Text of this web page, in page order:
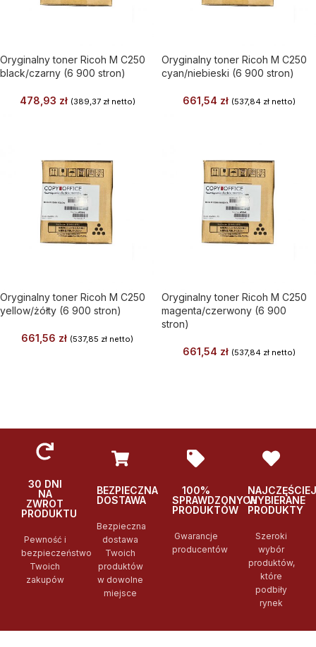
Oryginalny toner Ricoh M C250
black/czarny (6 900 stron)
478,93 zł (389,37 złnetto)
Oryginalny toner Ricoh M C250
cyan/niebieski (6 900 stron)
661,54 zł (537,84 złnetto)
Oryginalny toner Ricoh M C250
yellow/żółty (6 900 stron)
661,56 zł (537,85 zł netto)
Oryginalny toner Ricoh M C250
magenta/czerwony (6 900
stron)
661,54 zł (537,84 złnetto)
30 DNI
NA
ZWROT
PRODUKTU
Pewność i
bezpieczeństwo
Twoich
zakupów
BEZPIECZNA
DOSTAWA
Bezpieczna
dostawa
Twoich
produktów
w dowolne
miejsce
100%
SPRAWDZONYCH
PRODUKTÓW
Gwarancje
producentów
NAJCZĘŚCIEJ
WYBIERANE
PRODUKTY
Szeroki
wybór
produktów,
które
podbiły
rynek